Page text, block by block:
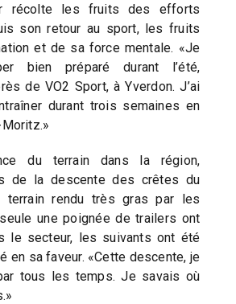
récolte les fruits des efforts
son retour au sport, les fruits
et de sa force mentale. «Je
bien préparé durant l’été,
de VO2 Sport, à Yverdon. J’ai
durant trois semaines en
du terrain dans la région,
de la descente des crêtes du
terrain rendu très gras par les
une poignée de trailers ont
le secteur, les suivants ont été
en sa faveur. «Cette descente, je
tous les temps. Je savais où